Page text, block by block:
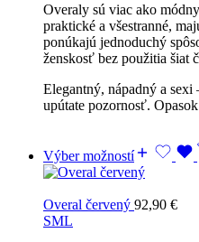
Overaly sú viac ako
praktické a všestranné,
ponúkajú jednoduchý
ženskosť bez použitia šiat
Elegantný, nápadný a sexi
upútate pozornosť.
Výber možností
Overal červený 92,90 €
SML